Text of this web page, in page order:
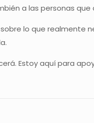
a las personas
lo que realmente
Estoy aquí para